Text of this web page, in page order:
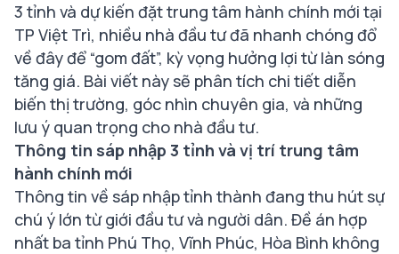
3 tỉnh và dự kiến đặt trung tâm hành chính mới tại
TP Việt Trì, nhiều nhà đầu tư đã nhanh chóng đổ
về đây để “gom đất”, kỳ vọng hưởng lợi từ làn sóng
tăng giá. Bài viết này sẽ phân tích chi tiết diễn
biến thị trường, góc nhìn chuyên gia, và những
lưu ý quan trọng cho nhà đầu tư.
Thông tin sáp nhập 3 tỉnh và vị trí trung tâm
hành chính mới
Thông tin về sáp nhập tỉnh thành đang thu hút sự
chú ý lớn từ giới đầu tư và người dân. Đề án hợp
nhất ba tỉnh Phú Thọ, Vĩnh Phúc, Hòa Bình không